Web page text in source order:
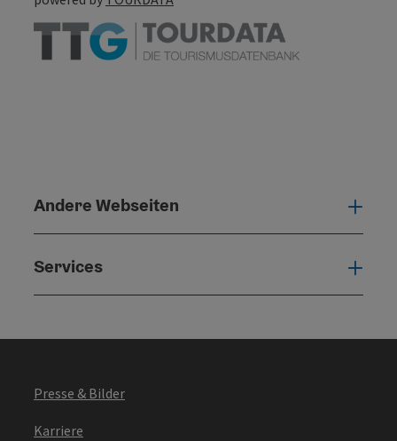
Andere Webseiten
Services
Presse & Bilder
Karriere